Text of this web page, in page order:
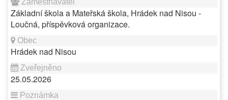
Základní škola a Mateřská škola, Hrádek nad Nisou -
Loučná, příspěvková organizace.
Hrádek nad Nisou
25.05.2026